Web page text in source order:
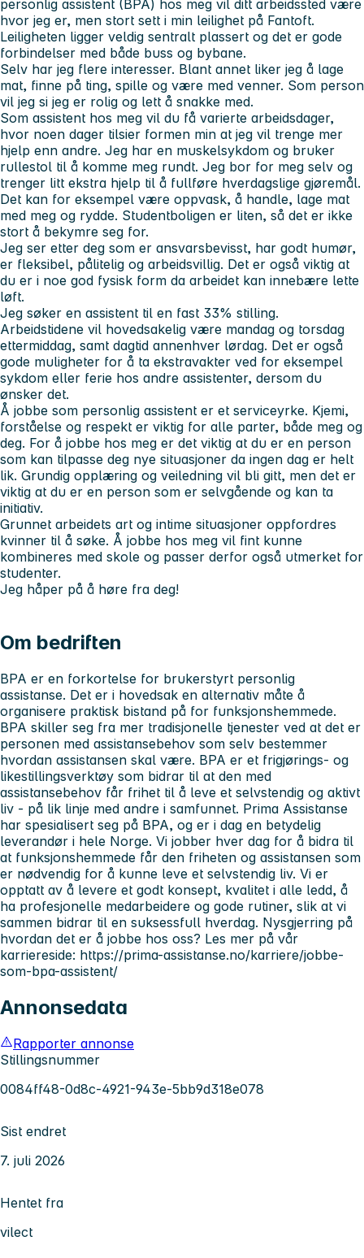
personlig assistent (BPA) hos meg vil ditt arbeidssted være
hvor jeg er, men stort sett i min leilighet på Fantoft.
Leiligheten ligger veldig sentralt plassert og det er gode
forbindelser med både buss og bybane.
Selv har jeg flere interesser. Blant annet liker jeg å lage
mat, finne på ting, spille og være med venner. Som person
vil jeg si jeg er rolig og lett å snakke med.
Som assistent hos meg vil du få varierte arbeidsdager,
hvor noen dager tilsier formen min at jeg vil trenge mer
hjelp enn andre. Jeg har en muskelsykdom og bruker
rullestol til å komme meg rundt. Jeg bor for meg selv og
trenger litt ekstra hjelp til å fullføre hverdagslige gjøremål.
Det kan for eksempel være oppvask, å handle, lage mat
med meg og rydde. Studentboligen er liten, så det er ikke
stort å bekymre seg for.
Jeg ser etter deg som er ansvarsbevisst, har godt humør,
er fleksibel, pålitelig og arbeidsvillig. Det er også viktig at
du er i noe god fysisk form da arbeidet kan innebære lette
løft.
Jeg søker en assistent til en fast 33% stilling.
Arbeidstidene vil hovedsakelig være mandag og torsdag
ettermiddag, samt dagtid annenhver lørdag. Det er også
gode muligheter for å ta ekstravakter ved for eksempel
sykdom eller ferie hos andre assistenter, dersom du
ønsker det.
Å jobbe som personlig assistent er et serviceyrke. Kjemi,
forståelse og respekt er viktig for alle parter, både meg og
deg. For å jobbe hos meg er det viktig at du er en person
som kan tilpasse deg nye situasjoner da ingen dag er helt
lik. Grundig opplæring og veiledning vil bli gitt, men det er
viktig at du er en person som er selvgående og kan ta
initiativ.
Grunnet arbeidets art og intime situasjoner oppfordres
kvinner til å søke. Å jobbe hos meg vil fint kunne
kombineres med skole og passer derfor også utmerket for
studenter.
Jeg håper på å høre fra deg!
Om bedriften
BPA er en forkortelse for brukerstyrt personlig
assistanse. Det er i hovedsak en alternativ måte å
organisere praktisk bistand på for funksjonshemmede.
BPA skiller seg fra mer tradisjonelle tjenester ved at det er
personen med assistansebehov som selv bestemmer
hvordan assistansen skal være. BPA er et frigjørings- og
likestillingsverktøy som bidrar til at den med
assistansebehov får frihet til å leve et selvstendig og aktivt
liv - på lik linje med andre i samfunnet. Prima Assistanse
har spesialisert seg på BPA, og er i dag en betydelig
leverandør i hele Norge. Vi jobber hver dag for å bidra til
at funksjonshemmede får den friheten og assistansen som
er nødvendig for å kunne leve et selvstendig liv. Vi er
opptatt av å levere et godt konsept, kvalitet i alle ledd, å
ha profesjonelle medarbeidere og gode rutiner, slik at vi
sammen bidrar til en suksessfull hverdag. Nysgjerring på
hvordan det er å jobbe hos oss? Les mer på vår
karriereside: https://prima-assistanse.no/karriere/jobbe-
som-bpa-assistent/
Annonsedata
Rapporter annonse
Stillingsnummer
0084ff48-0d8c-4921-943e-5bb9d318e078
Sist endret
7. juli 2026
Hentet fra
vilect